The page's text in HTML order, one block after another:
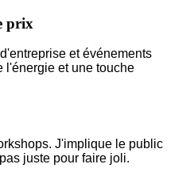
prix
et événements
l'énergie et une touche
J'implique le public
juste pour faire joli.